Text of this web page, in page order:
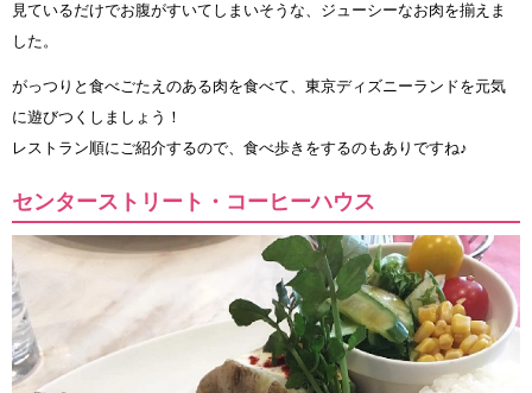
見ているだけでお腹がすいてしまいそうな、ジューシーなお肉を揃えま
した。
がっつりと食べごたえのある肉を食べて、東京ディズニーランドを元気
に遊びつくしましょう！
レストラン順にご紹介するので、食べ歩きをするのもありですね♪
センターストリート・コーヒーハウス